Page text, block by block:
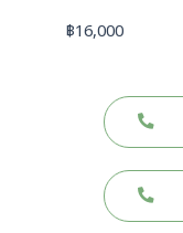
฿16,000